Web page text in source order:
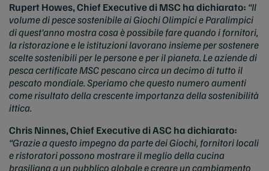
Rupert Howes, Chief Executive di MSC ha dichiarato: “Il
volume di pesce sostenibile ai Giochi Olimpici e Paralimpici
di quest'anno mostra cosa è possibile fare quando i fornitori,
la ristorazione e le istituzioni lavorano insieme per sostenere
scelte sostenibili per le persone e per il pianeta. Le aziende di
pesca certificate MSC pescano circa un decimo di tutto il
pescato mondiale. Speriamo che questo numero aumenti
come risultato della crescente importanza della sostenibilità
ittica.
Chris Ninnes, Chief Executive di ASC ha dichiarato:
“Grazie a questo impegno da parte dei Giochi, fornitori locali
e ristoratori possono mostrare il meglio della cucina
brasiliana a un pubblico globale e creare un cambiamento